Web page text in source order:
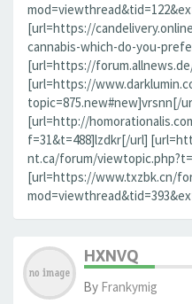
[url=https://
cannabis-which-do-you-
[url=https://
[url=https://
topic=875.new#new]vrsnn[/
[url=http://
f=31&t=488]lzdkr[/url]
nt.ca/forum/
[url=https://www.txzbk.cn/
HXNVQ
By Frankymig